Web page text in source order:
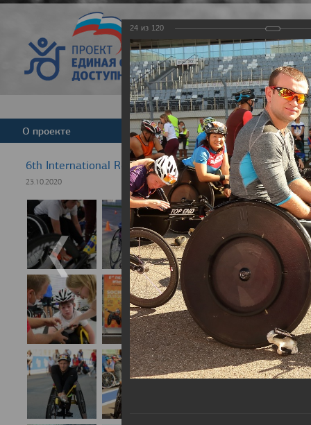
Версия для
О проекте Команда Новости
6th International Rezept-Sport Wheelchair Half
23.10.2020
24 из 120